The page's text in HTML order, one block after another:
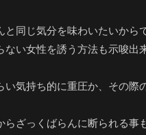
同じ気分を味わいたいか
い女性を誘う方法も示唆出
気持ち的に重圧か、その際
ざっくばらんに断られる事